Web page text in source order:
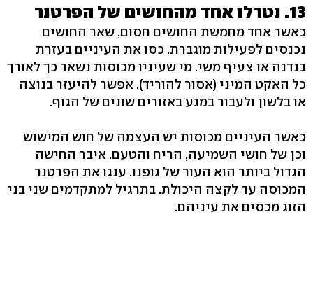
13. נטרלו אחד מהחושים של הפרטנר
כאשר אחד מחמשת החושים חסום, שאר החושים
נכנסים לפעילות מוגברת. כסו את העיניים בעזרת
בנדנה או צעיף משי. מי שעיניו מכוסות נשאר כך לאורך
כל האקט המיני (אסור להוריד). אפשר להיעזר בנוצה
או בלשון ולעבור במגע באזורים שונים של הגוף.
כאשר העיניים מכוסות יש העצמה של חוש המישוש
וכן של חושי השמיעה, הריח והטעם. איבר החישה
הגדול ביותר הוא העור של גופנו. ענגו את הפרטנר
המכוסה עד לקצה היכולת. בתרגיל למתקדמים שני בני
הזוג מכסים את עיניהם.